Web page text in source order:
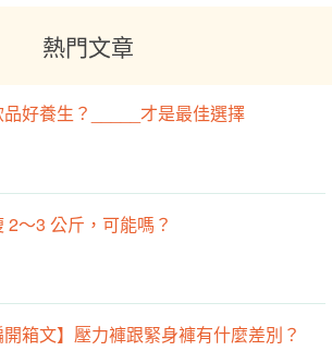
熱門文章
品好養生？_____才是最佳選擇
2～3 公斤，可能嗎？
開箱文】壓力褲跟緊身褲有什麼差別？